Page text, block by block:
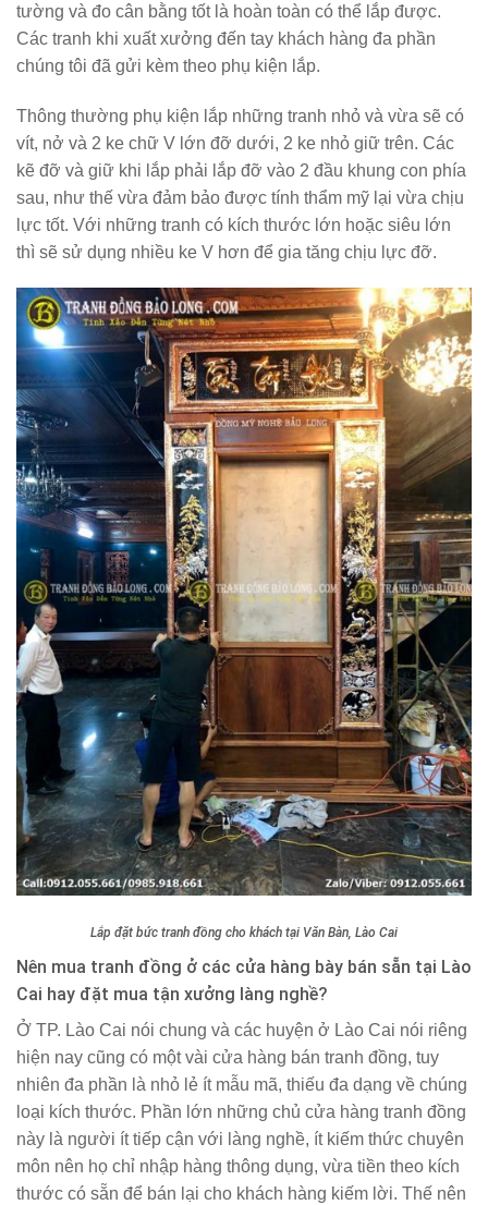
tường và đo cân bằng tốt là hoàn toàn có thể lắp được.
Các tranh khi xuất xưởng đến tay khách hàng đa phần
chúng tôi đã gửi kèm theo phụ kiện lắp.
Thông thường phụ kiện lắp những tranh nhỏ và vừa sẽ có
vít, nở và 2 ke chữ V lớn đỡ dưới, 2 ke nhỏ giữ trên. Các
kẽ đỡ và giữ khi lắp phải lắp đỡ vào 2 đầu khung con phía
sau, như thế vừa đảm bảo được tính thẩm mỹ lại vừa chịu
lực tốt. Với những tranh có kích thước lớn hoặc siêu lớn
thì sẽ sử dụng nhiều ke V hơn để gia tăng chịu lực đỡ.
Lắp đặt bức tranh đồng cho khách tại Văn Bàn, Lào Cai
Nên mua tranh đồng ở các cửa hàng bày bán sẵn tại Lào
Cai hay đặt mua tận xưởng làng nghề?
Ở TP. Lào Cai nói chung và các huyện ở Lào Cai nói riêng
hiện nay cũng có một vài cửa hàng bán tranh đồng, tuy
nhiên đa phần là nhỏ lẻ ít mẫu mã, thiếu đa dạng về chúng
loại kích thước. Phần lớn những chủ cửa hàng tranh đồng
này là người ít tiếp cận với làng nghề, ít kiếm thức chuyên
môn nên họ chỉ nhập hàng thông dụng, vừa tiền theo kích
thước có sẵn để bán lại cho khách hàng kiếm lời. Thế nên